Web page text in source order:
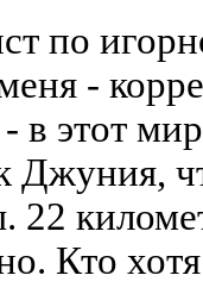
по
-
в этот
Джуния,
22
Кто